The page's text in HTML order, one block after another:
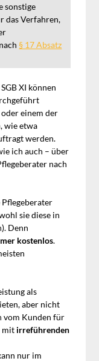
sonstige
das Verfahren,
§ 17 Absatz
XI können
einem der
wie etwa
werden.
ich auch – über
nach
sie diese in
Denn
kostenlos.
als
aber nicht
vom Kunden für
mit irreführenden
nur im